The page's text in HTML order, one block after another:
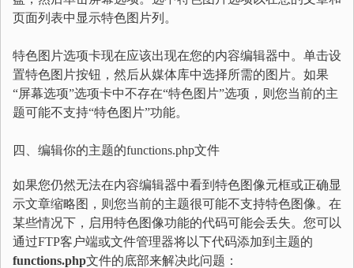
页面列表中显示特色图片列。
特色图片选项卡现在应该出现在您的内容编辑器中。单击设
置特色图片按钮，然后从媒体库中选择所需的图片。如果
“屏幕选项”选项卡中不存在“特色图片”选项，则您当前的主
题可能不支持“特色图片”功能。
四、编辑你的主题的functions.php文件
如果您仍然无法在内容编辑器中看到特色图像元框或正确显
示文章缩略图，则您当前的主题很可能不支持特色图像。在
某些情况下，启用特色图像功能的代码可能会丢失。您可以
通过FTP客户端或文件管理器将以下代码添加到主题的
functions.php文件的底部来解决此问题：